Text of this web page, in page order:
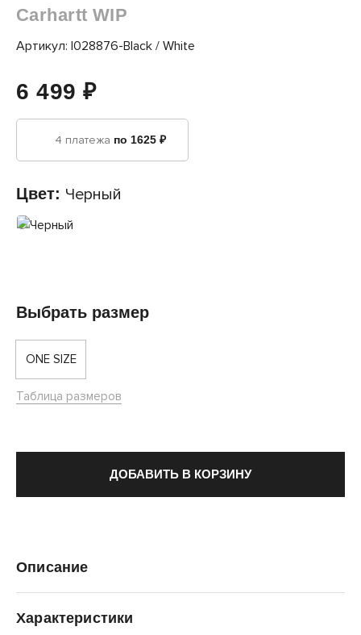
Carhartt WIP
Артикул: I028876-Black / White
6 499 ₽
4 платежа по 1625 ₽
Цвет: Черный
Выбрать размер
ONE SIZE
Таблица размеров
ДОБАВИТЬ В КОРЗИНУ
Описание
Характеристики